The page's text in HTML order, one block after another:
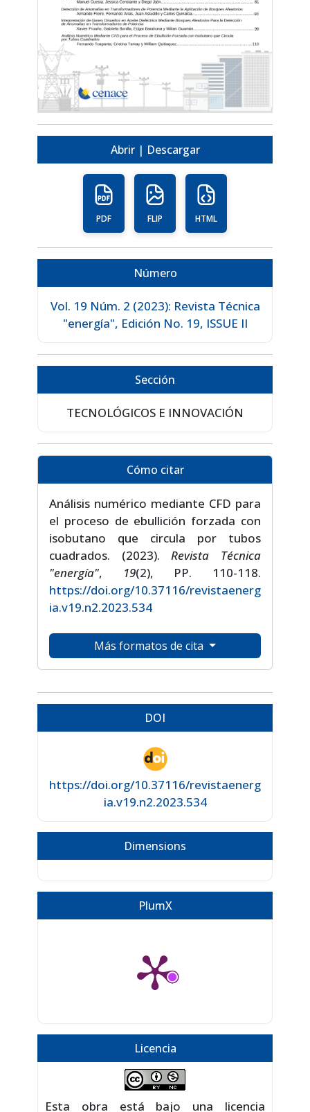
Abrir | Descargar
PDF FLIP HTML
Número
Vol. 19 Núm. 2 (2023): Revista Técnica
"energía", Edición No. 19, ISSUE II
Sección
TECNOLÓGICOS E INNOVACIÓN
Cómo citar
Análisis numérico mediante CFD para
el proceso de ebullición forzada con
isobutano que circula por tubos
cuadrados. (2023).Revista Técnica
"energía", 19(2), PP. 110-118.
https://doi.org/10.37116/revistaenerg
ia.v19.n2.2023.534
Más formatos de cita
DOI
https://doi.org/10.37116/revistaenerg
ia.v19.n2.2023.534
Dimensions
PlumX
Licencia
Esta obra está bajo una licencia